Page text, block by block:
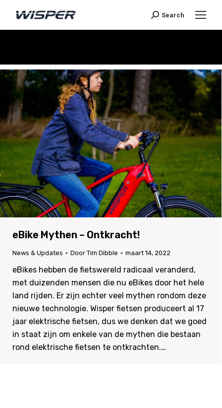
Search
eBike Mythen – Ontkracht!
News & Updates Door Tim Dibble maart 14, 2022
eBikes hebben de fietswereld radicaal veranderd,
met duizenden mensen die nu eBikes door het hele
land rijden. Er zijn echter veel mythen rondom deze
nieuwe technologie. Wisper fietsen produceert al 17
jaar elektrische fietsen, dus we denken dat we goed
in staat zijn om enkele van de mythen die bestaan
rond elektrische fietsen te ontkrachten.…